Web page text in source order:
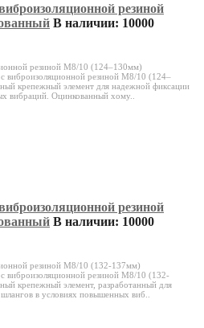
резиной
В наличии: 10000
резиной M8/10 (124‒130мм)
виброизоляционной резиной M8/10 (124‒
крепежный элемент для надежной фиксации
вибраций. Оцинкованный хому..
резиной
В наличии: 10000
резиной M8/10 (132-137мм)
виброизоляционной резиной M8/10 (132-
крепежный элемент, разработанный для
в условиях повышенных виб..